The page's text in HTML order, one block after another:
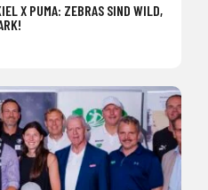
X PUMA: ZEBRAS SIND WILD,